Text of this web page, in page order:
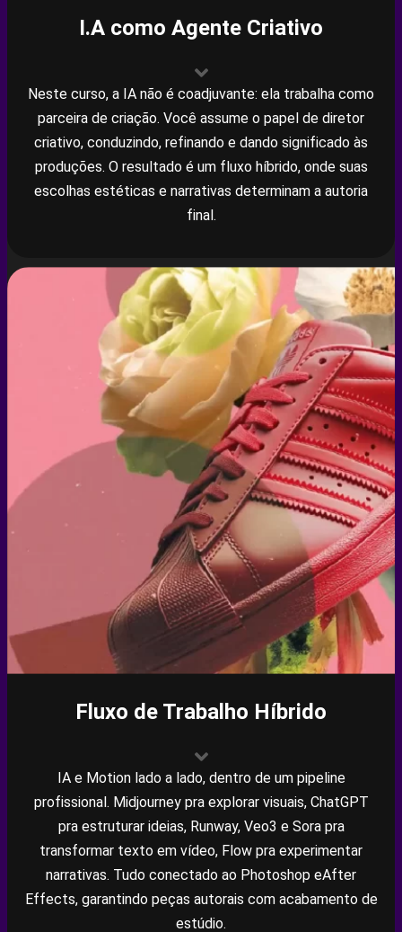
I.A como Agente Criativo
Neste curso, a IA não é coadjuvante: ela trabalha como
parceira de criação. Você assume o papel de diretor
criativo, conduzindo, refinando e dando significado às
produções. O resultado é um fluxo híbrido, onde suas
escolhas estéticas e narrativas determinam a autoria
final.
Fluxo de Trabalho Híbrido
IA e Motion lado a lado, dentro de um pipeline
profissional. Midjourney pra explorar visuais, ChatGPT
pra estruturar ideias, Runway, Veo3 e Sora pra
transformar texto em vídeo, Flow pra experimentar
narrativas. Tudo conectado ao Photoshop eAfter
Effects, garantindo peças autorais com acabamento de
estúdio.